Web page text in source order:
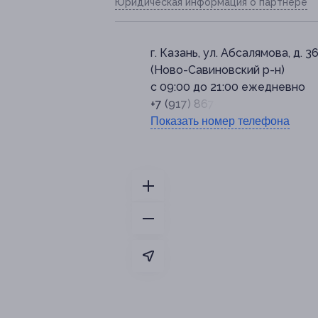
г. Казань, ул. Абсалямова, д. 36
(Ново-Савиновский р-н)
с 09:00 до 21:00 ежедневно
+7 (917) 867-60-26
Показать номер телефона